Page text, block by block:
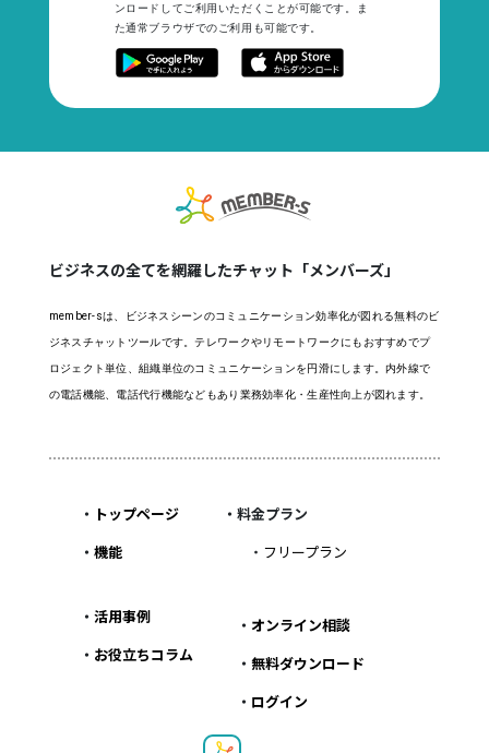
ンロードしてご利用いただくことが可能です。ま
た通常ブラウザでのご利用も可能です。
ビジネスの全てを網羅したチャット「メンバーズ」
member-sは、ビジネスシーンのコミュニケーション効率化が図れる無料のビ
ジネスチャットツールです。テレワークやリモートワークにもおすすめでプ
ロジェクト単位、組織単位のコミュニケーションを円滑にします。内外線で
の電話機能、電話代行機能などもあり業務効率化・生産性向上が図れます。
・ トップページ
・ 機能
・料金プラン
・ フリープラン
・ 活用事例
・ お役立ちコラム
・ オンライン相談
・ 無料ダウンロード
・ ログイン